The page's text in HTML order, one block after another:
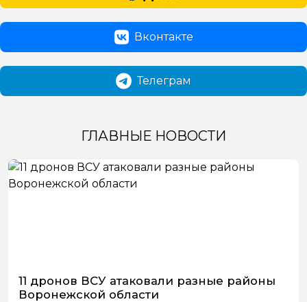
Вконтакте
Телеграм
ГЛАВНЫЕ НОВОСТИ
11 дронов ВСУ атаковали разные районы
Воронежской области